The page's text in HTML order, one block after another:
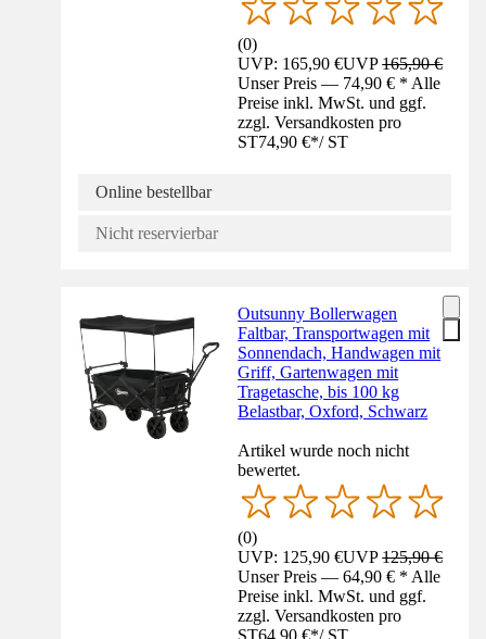
(0)
UVP: 165,90 €UVP165,90 €
Unser Preis — 74,90 € * Alle
Preise inkl. MwSt. und ggf.
zzgl. Versandkosten pro
ST74,90 €*/ ST
Online bestellbar
Nicht reservierbar
Outsunny Bollerwagen
Faltbar, Transportwagen mit
Sonnendach, Handwagen mit
Griff, Gartenwagen mit
Tragetasche, bis 100 kg
Belastbar, Oxford, Schwarz
Artikel wurde noch nicht
bewertet.
(0)
UVP: 125,90 €UVP125,90 €
Unser Preis — 64,90 € * Alle
Preise inkl. MwSt. und ggf.
zzgl. Versandkosten pro